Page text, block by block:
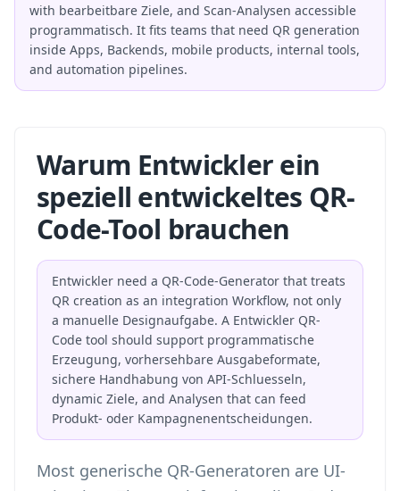
with bearbeitbare Ziele, and Scan-Analysen accessible
programmatisch. It fits teams that need QR generation
inside Apps, Backends, mobile products, internal tools,
and automation pipelines.
Warum Entwickler ein
speziell entwickeltes QR-
Code-Tool brauchen
Entwickler need a QR-Code-Generator that treats
QR creation as an integration Workflow, not only
a manuelle Designaufgabe. A Entwickler QR-
Code tool should support programmatische
Erzeugung, vorhersehbare Ausgabeformate,
sichere Handhabung von API-Schluesseln,
dynamic Ziele, and Analysen that can feed
Produkt- oder Kampagnenentscheidungen.
Most generische QR-Generatoren are UI-